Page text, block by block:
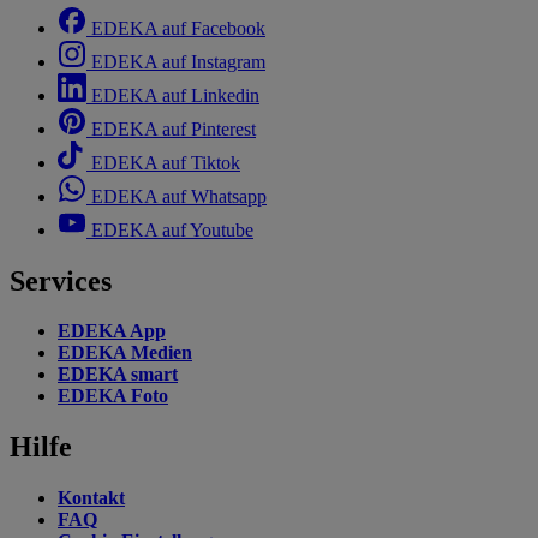
EDEKA auf Facebook
EDEKA auf Instagram
EDEKA auf Linkedin
EDEKA auf Pinterest
EDEKA auf Tiktok
EDEKA auf Whatsapp
EDEKA auf Youtube
Services
EDEKA App
EDEKA Medien
EDEKA smart
EDEKA Foto
Hilfe
Kontakt
FAQ